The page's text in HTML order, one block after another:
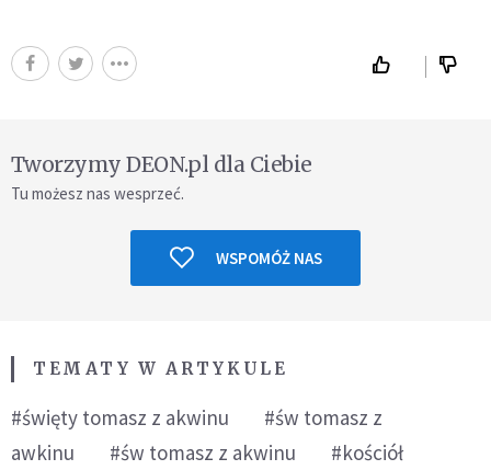
Tworzymy DEON.pl dla Ciebie
Tu możesz nas wesprzeć.
WSPOMÓŻ NAS
TEMATY W ARTYKULE
#święty tomasz z akwinu
#św tomasz z
awkinu
#św tomasz z akwinu
#kościół